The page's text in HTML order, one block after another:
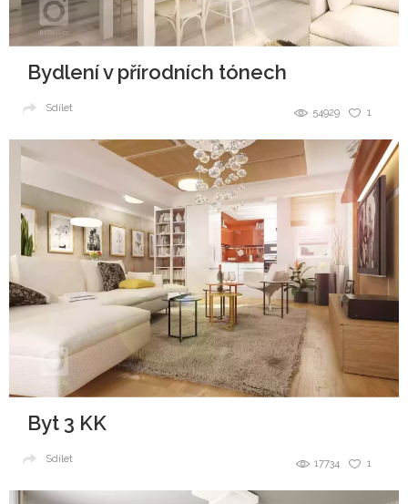
Bydlení v přírodních tónech
1
54929
Sdílet
Byt 3 KK
1
17734
Sdílet